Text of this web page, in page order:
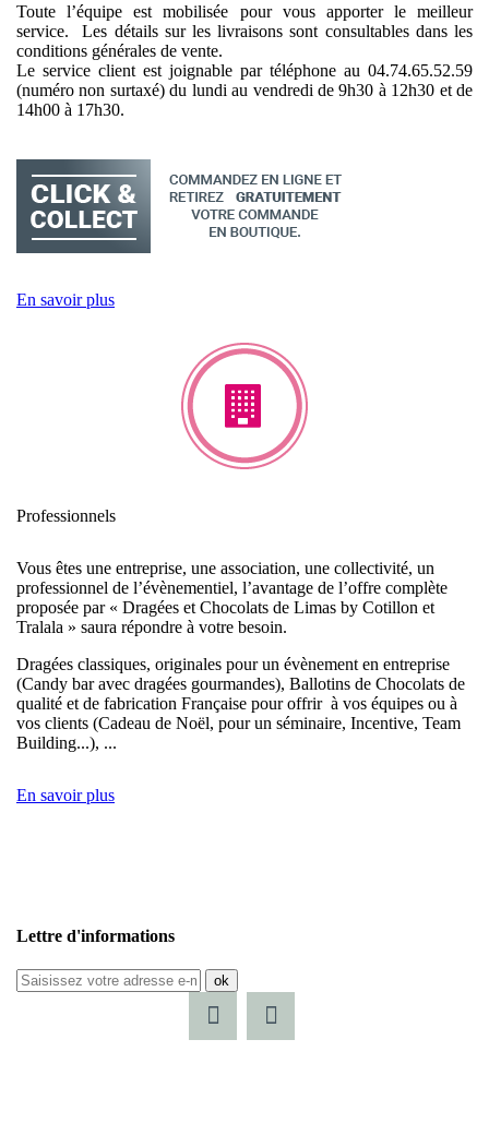
Toute l’équipe est mobilisée pour vous apporter le meilleur
service. Les détails sur les livraisons sont consultables dans les
conditions générales de vente.
Le service client est joignable par téléphone au 04.74.65.52.59
(numéro non surtaxé) du lundi au vendredi de 9h30 à 12h30 et de
14h00 à 17h30.
En savoir plus
Professionnels
Vous êtes une entreprise, une association, une collectivité, un
professionnel de l’évènementiel, l’avantage de l’offre complète
proposée par « Dragées et Chocolats de Limas by Cotillon et
Tralala » saura répondre à votre besoin.
Dragées classiques, originales pour un évènement en entreprise
(Candy bar avec dragées gourmandes), Ballotins de Chocolats de
qualité et de fabrication Française pour offrir à vos équipes ou à
vos clients (Cadeau de Noël, pour un séminaire, Incentive, Team
Building...), ...
En savoir plus
Lettre d'informations
ok